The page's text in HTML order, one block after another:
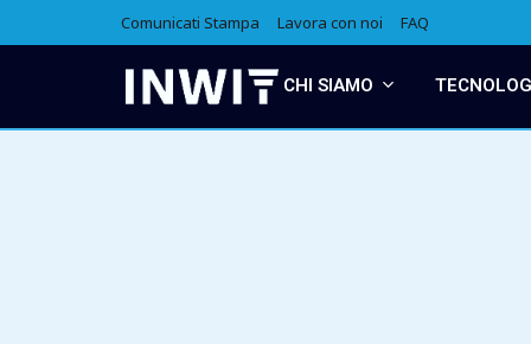
Comunicati Stampa Lavora con noi FAQ
CHI SIAMO